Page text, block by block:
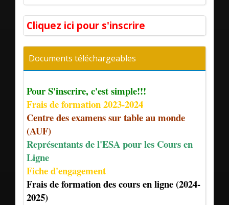
Cliquez ici pour s'inscrire
Documents téléchargeables
Pour S'inscrire, c'est simple!!!
Frais de formation 2023-2024
Centre des examens sur table au monde
(AUF)
Représentants de l'ESA pour les Cours en
Ligne
Fiche d'engagement
Frais de formation des cours en ligne (2024-
2025)